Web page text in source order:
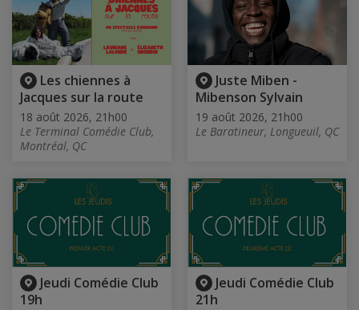
Les chiennes à
Jacques sur la route
18 août 2026, 21h00
Le Terminal Comédie Club,
Montréal, QC
Juste Miben -
Mibenson Sylvain
19 août 2026, 21h00
Le Baratineur, Longueuil, QC
Jeudi Comédie Club
19h
Jeudi Comédie Club
21h